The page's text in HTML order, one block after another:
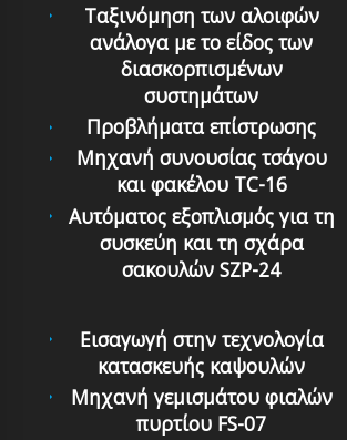
Ταξινόμηση των αλοιφών
ανάλογα με το είδος των
διασκορπισμένων
συστημάτων
Προβλήματα επίστρωσης
Μηχανή συνουσίας τσάγου
και φακέλου TC-16
Αυτόματoς εξoπλισμός για τη
συσκεύη και τη σχάρα
σακουλών SZP-24
Εισαγωγή στην τεχνολογία
κατασκευής καψουλών
Μηχανή γεμισμάτου φιαλών
πυρτίου FS-07